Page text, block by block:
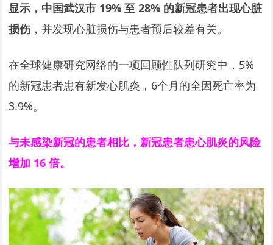
显示，中国武汉市 19% 至 28% 的新冠患者出现心脏
损伤，并发现心脏损伤与患者预后较差有关。
在全球健康研究网络的一项回顾性队列研究中，5%
的新冠患者患有新发心肌炎，6个月的全因死亡率为
3.9%。
与未感染新冠的患者相比，新冠患者患心肌炎的风险
增加 16 倍。